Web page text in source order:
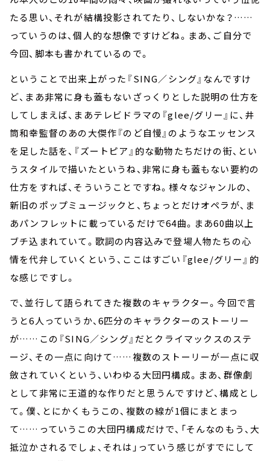
たる思い、それが結構投影されてたり、しないかな？……
っていうのは、個人的な想像ですけどね。まあ、ご自分で
今回、脚本も書かれているので。
ということで出来上がった『SING／シング』なんですけ
ど、まあ非常に身も蓋もないざっくりとした説明の仕方を
してしまえば、まあテレビドラマの『glee/グリー』に、井
筒和幸監督のあの大傑作『のど自慢』のようなエッセンス
を足した話を、『ズートピア』的な動物たちだけの街、とい
うスタイルで描いたというね、非常に身も蓋もない要約の
仕方をすれば、そういうことですね。様々なジャンルの、
新旧のポップミュージックと、ちょっとだけオペラが、ま
あパンフレットに載っているだけで64曲。まあ60曲以上
ブチ込まれていて。歌詞の内容込みで登場人物たちの心
情を代弁していくという、ここはすごい『glee/グリー』的
な感じですし。
で、並行して語られてきた複数のキャラクター。今回で言
うと6人っていうか、6匹分のキャラクターのストーリー
が……この『SING／シング』だとクライマックスのステ
ージ、その一点に向けて……複数のストーリーが一点に収
斂されていくという、いわゆる大団円構成。まあ、群像劇
として非常に王道的な作りだと思うんですけど、構成とし
て。僕、とにかくもうこの、複数の線が1個にまとまっ
て……っていうこの大団円構成だけで、「そんなのもう、大
抵泣かされるでしょ、それは」っていう感じがすでにして